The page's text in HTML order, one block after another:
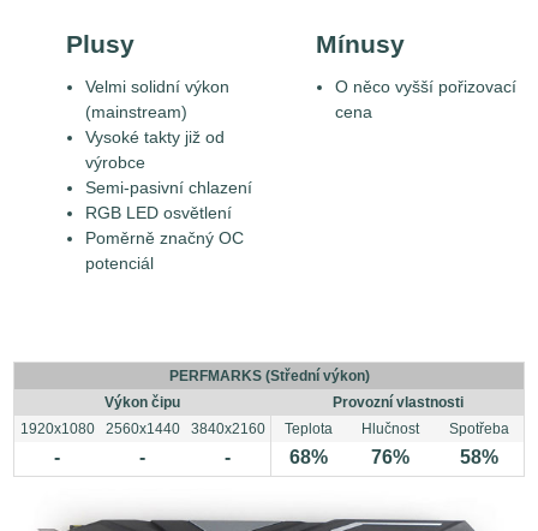
Plusy Mínusy
Velmi solidní výkon
(mainstream)
Vysoké takty již od
výrobce
Semi-pasivní chlazení
RGB LED osvětlení
Poměrně značný OC
potenciál
O něco vyšší pořizovací
cena
PERFMARKS (Střední výkon)
Výkon čipu
Provozní vlastnosti
1920x1080
2560x1440 3840x2160 Teplota Hlučnost Spotřeba
- - - 68% 76% 58%